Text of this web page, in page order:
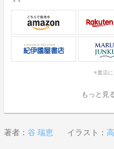
※書店に
著者： 谷 瑞恵 イラスト：